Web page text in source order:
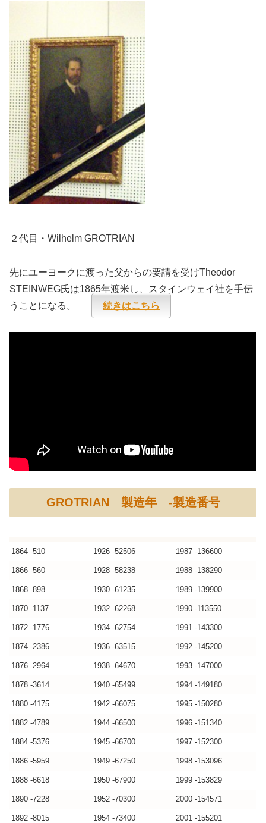
２代目・Wilhelm GROTRIAN
先にユーヨークに渡った父からの要請を受けTheodor
STEINWEG氏は1865年渡米し、スタインウェイ社を手伝
うことになる。
続きはこちら
GROTRIAN 製造年 -製造番号
1864 -510 1926 -52506 1987 -136600
1866 -560 1928 -58238 1988 -138290
1868 -898 1930 -61235 1989 -139900
1870 -1137 1932 -62268 1990 -113550
1872 -1776 1934 -62754 1991 -143300
1874 -2386 1936 -63515 1992 -145200
1876 -2964 1938 -64670 1993 -147000
1878 -3614 1940 -65499 1994 -149180
1880 -4175 1942 -66075 1995 -150280
1882 -4789 1944 -66500 1996 -151340
1884 -5376 1945 -66700 1997 -152300
1886 -5959 1949 -67250 1998 -153096
1888 -6618 1950 -67900 1999 -153829
1890 -7228 1952 -70300 2000 -154571
1892 -8015 1954 -73400 2001 -155201